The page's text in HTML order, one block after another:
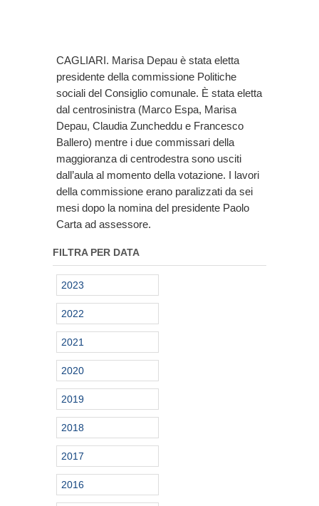
CAGLIARI. Marisa Depau è stata eletta
presidente della commissione Politiche
sociali del Consiglio comunale. È stata eletta
dal centrosinistra (Marco Espa, Marisa
Depau, Claudia Zuncheddu e Francesco
Ballero) mentre i due commissari della
maggioranza di centrodestra sono usciti
dall’aula al momento della votazione. I lavori
della commissione erano paralizzati da sei
mesi dopo la nomina del presidente Paolo
Carta ad assessore.
FILTRA PER DATA
2023
2022
2021
2020
2019
2018
2017
2016